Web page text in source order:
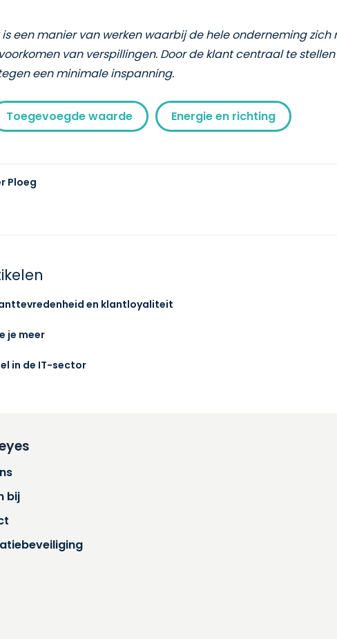
een manier van werken waarbij de hele onderneming
van verspillingen. Door de klant centraal te
een minimale inspanning.
Toegevoegde waarde Energie en richting
Ploeg
en klantloyaliteit
je meer
in de IT-sector
bij